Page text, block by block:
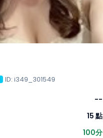
ID: i349_301549
--
15 點
100分